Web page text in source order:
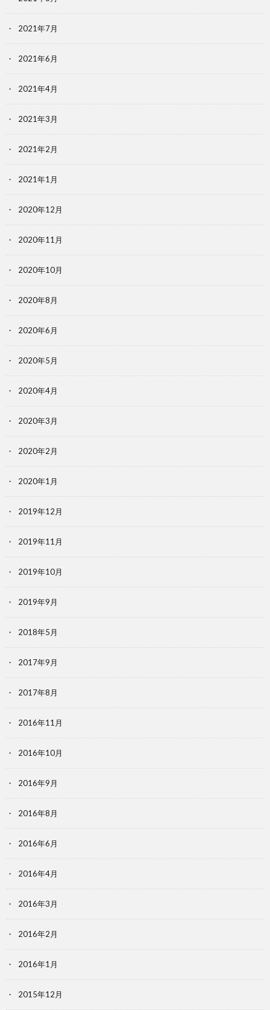
2021年7月
2021年6月
2021年4月
2021年3月
2021年2月
2021年1月
2020年12月
2020年11月
2020年10月
2020年8月
2020年6月
2020年5月
2020年4月
2020年3月
2020年2月
2020年1月
2019年12月
2019年11月
2019年10月
2019年9月
2018年5月
2017年9月
2017年8月
2016年11月
2016年10月
2016年9月
2016年8月
2016年6月
2016年4月
2016年3月
2016年2月
2016年1月
2015年12月